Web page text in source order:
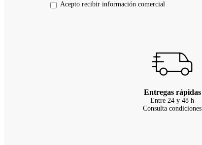
Acepto recibir información comercial
Entregas rápidas
Entre 24 y 48 h
Consulta condiciones